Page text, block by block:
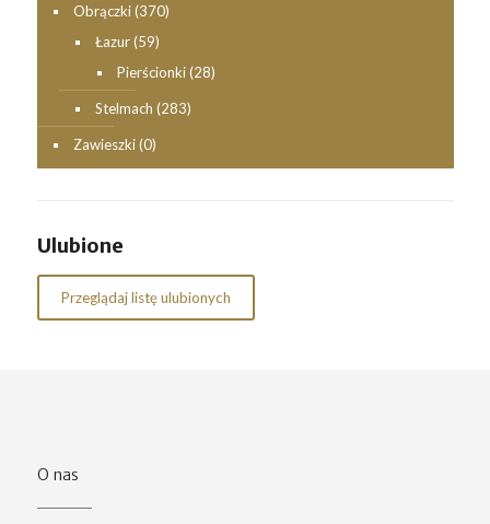
Obrączki (370)
Łazur (59)
Pierścionki (28)
Stelmach (283)
Zawieszki (0)
Ulubione
Przeglądaj listę ulubionych
O nas